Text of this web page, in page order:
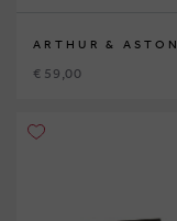
ARTHUR & ASTON
€ 59,00